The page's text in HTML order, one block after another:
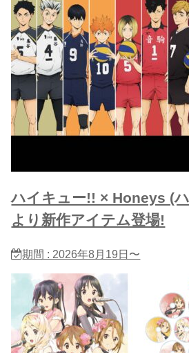
ハイキュー!! × Honeys (
より新作アイテム登場!
期間 : 2026年8月19日〜